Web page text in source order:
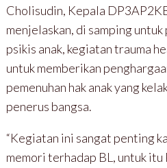
Cholisudin, Kepala
menjelaskan, di samping
psikis anak, kegiatan trauma
untuk memberikan
pemenuhan hak anak yang
penerus bangsa.
“Kegiatan ini sangat penting
memori terhadap BL, untuk